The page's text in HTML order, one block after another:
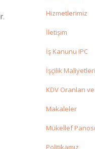
Hizmetlerimiz
İletişim
İş Kanunu IPC
İşçilik Maliyetleri
KDV Oranları
Makaleler
Mükellef